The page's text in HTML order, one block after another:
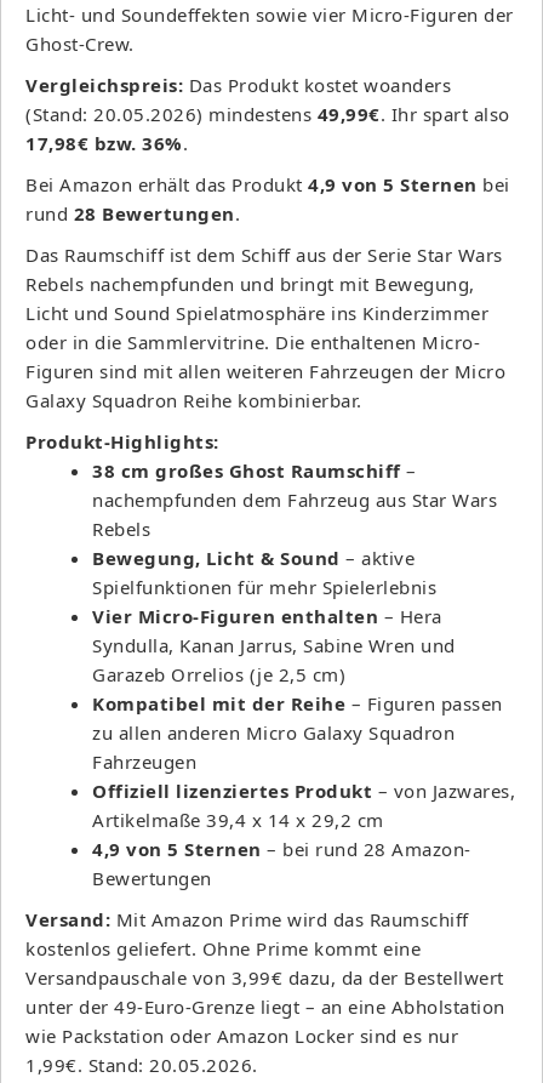
Licht- und Soundeffekten sowie vier Micro-Figuren der
Ghost-Crew.
Vergleichspreis: Das Produkt kostet woanders
(Stand: 20.05.2026) mindestens 49,99€. Ihr spart also
17,98€ bzw. 36%.
Bei Amazon erhält das Produkt 4,9 von 5 Sternen bei
rund 28 Bewertungen.
Das Raumschiff ist dem Schiff aus der Serie Star Wars
Rebels nachempfunden und bringt mit Bewegung,
Licht und Sound Spielatmosphäre ins Kinderzimmer
oder in die Sammlervitrine. Die enthaltenen Micro-
Figuren sind mit allen weiteren Fahrzeugen der Micro
Galaxy Squadron Reihe kombinierbar.
Produkt-Highlights:
38 cm großes Ghost Raumschiff–
nachempfunden dem Fahrzeug aus Star Wars
Rebels
Bewegung, Licht & Sound – aktive
Spielfunktionen für mehr Spielerlebnis
Vier Micro-Figuren enthalten – Hera
Syndulla, Kanan Jarrus, Sabine Wren und
Garazeb Orrelios (je 2,5 cm)
Kompatibel mit der Reihe – Figuren passen
zu allen anderen Micro Galaxy Squadron
Fahrzeugen
Offiziell lizenziertes Produkt – von Jazwares,
Artikelmaße 39,4 x 14 x 29,2 cm
4,9 von 5 Sternen – bei rund 28 Amazon-
Bewertungen
Versand: Mit Amazon Prime wird das Raumschiff
kostenlos geliefert. Ohne Prime kommt eine
Versandpauschale von 3,99€ dazu, da der Bestellwert
unter der 49-Euro-Grenze liegt – an eine Abholstation
wie Packstation oder Amazon Locker sind es nur
1,99€. Stand: 20.05.2026.